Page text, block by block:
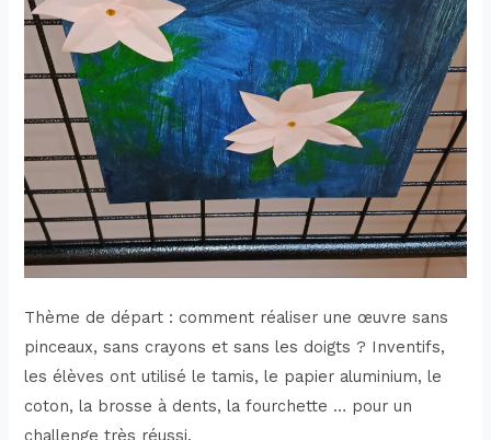
Thème de départ : comment réaliser une œuvre sans
pinceaux, sans crayons et sans les doigts ? Inventifs,
les élèves ont utilisé le tamis, le papier aluminium, le
coton, la brosse à dents, la fourchette … pour un
challenge très réussi.